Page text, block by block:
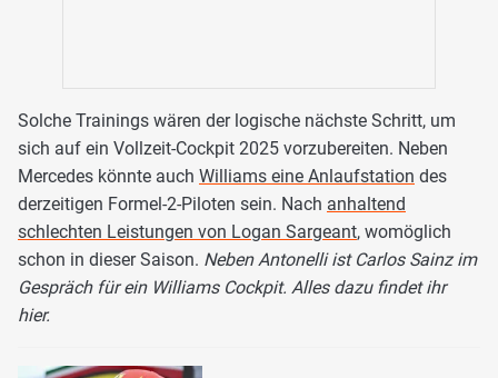
Solche Trainings wären der logische nächste Schritt, um
sich auf ein Vollzeit-Cockpit 2025 vorzubereiten. Neben
Mercedes könnte auch Williams eine Anlaufstation des
derzeitigen Formel-2-Piloten sein. Nach anhaltend
schlechten Leistungen von Logan Sargeant, womöglich
schon in dieser Saison. Neben Antonelli ist Carlos Sainz im
Gespräch für ein Williams Cockpit. Alles dazu findet ihr
hier.